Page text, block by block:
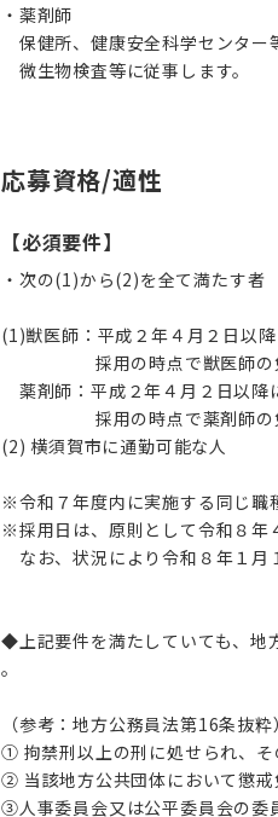
・薬剤師
保健所、健康安全科学センター
微生物検査等に従事します。
応募資格/適性
【必須要件】
・次の(1)から(2)を全て満たす者
(1)獣医師：平成２年４月２日以降
採用の時点で獣医師の免
薬剤師：平成２年４月２日以降
採用の時点で薬剤師の免
(2) 横須賀市に通勤可能な人
※令和７年度内に実施する同じ職
※採用日は、原則として令和８年
なお、状況により令和８年１月
◆上記要件を満たしていても、地
。
（参考：地方公務員法第16条抜粋）
① 拘禁刑以上の刑に処せられ、
② 当該地方公共団体において懲
③人事委員会又は公平委員会の委